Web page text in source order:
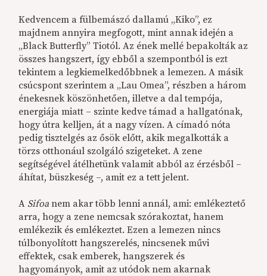
Kedvencem a fülbemászó dallamú „Kiko”, ez
majdnem annyira megfogott, mint annak idején a
„Black Butterfly” Tiotól. Az ének mellé bepakolták az
összes hangszert, így ebből a szempontból is ezt
tekintem a legkiemelkedőbbnek a lemezen. A másik
csúcspont szerintem a „Lau Omea”, részben a három
énekesnek köszönhetően, illetve a dal tempója,
energiája miatt – szinte kedve támad a hallgatónak,
hogy útra kelljen, át a nagy vízen. A címadó nóta
pedig tisztelgés az ősök előtt, akik megalkották a
törzs otthonául szolgáló szigeteket. A zene
segítségével átélhetünk valamit abból az érzésből –
áhítat, büszkeség –, amit ez a tett jelent.
A Sifoa nem akar több lenni annál, ami: emlékeztető
arra, hogy a zene nemcsak szórakoztat, hanem
emlékezik és emlékeztet. Ezen a lemezen nincs
túlbonyolított hangszerelés, nincsenek művi
effektek, csak emberek, hangszerek és
hagyományok, amit az utódok nem akarnak